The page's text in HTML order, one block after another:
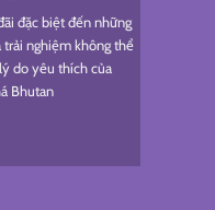
đặc biệt đến những
nghiệm không thể
do yêu thích của
Bhutan